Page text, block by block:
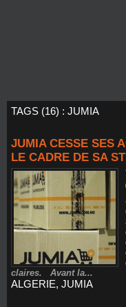
TAGS (16) : JUMIA
JUMIA CESSE SES
LE CADRE DE SA
claires. Avant la...
ALGERIE, JUMIA